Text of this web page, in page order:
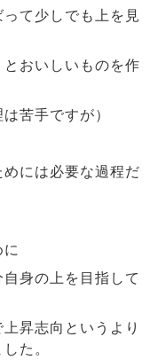
て少しでも上を見
おいしいものを作
苦手ですが）
には必要な過程だ
身の上を目指して
昇志向というより
た。